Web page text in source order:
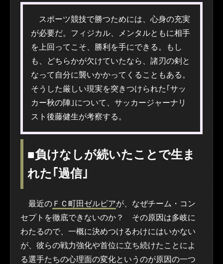
スポーツ競技で勝つためには、心身の充実
が必要だ。フィジカル、メンタルともに相手
を上回ってこそ、勝利を手にできる。もし
も、どちらかが欠けていたなら、諸刃の剣と
なって自分に襲いかかってくることもある。
そうした厳しい現実を突きつけられた｢サッ
カー秋の陣｣について、サッカージャーナリ
スト後藤健生が考察する。
■負けなしが続いたことで生ま
れた｢過信｣
最近の ＦＣ町田ゼルビアが、なぜチーム・コン
セプトを徹底できないのか？ その原因は多岐に
わたるので、一概に決めつけるわけにはいかない
が、彼らの戦力強化や首位に立ち続けたことによ
る選手たちの心理面の変化というのが原因の一つ